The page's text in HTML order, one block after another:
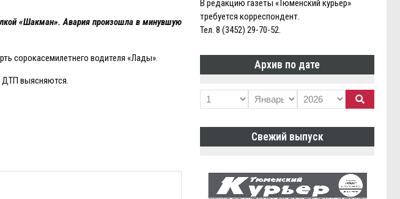
«Шакман». Авария произошла в минувшую
сорокасемилетнего водителя «Лады».
ДТП выясняются.
В редакцию газеты «Тюменский курьер»
требуется корреспондент.
Тел. 8 (3452) 29-70-52.
Архив по дате
Свежий выпуск